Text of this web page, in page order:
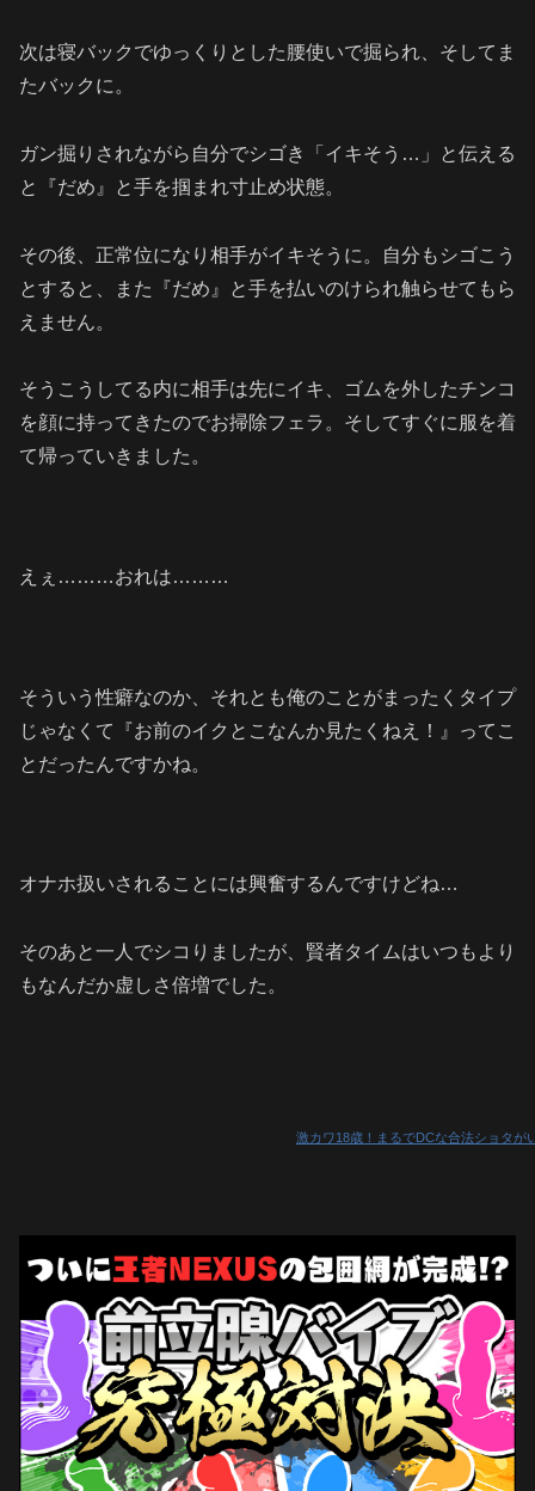
次は寝バックでゆっくりとした腰使いで掘られ、そしてま
たバックに。
ガン掘りされながら自分でシゴき「イキそう…」と伝える
と『だめ』と手を掴まれ寸止め状態。
その後、正常位になり相手がイキそうに。自分もシゴこう
とすると、また『だめ』と手を払いのけられ触らせてもら
えません。
そうこうしてる内に相手は先にイキ、ゴムを外したチンコ
を顔に持ってきたのでお掃除フェラ。そしてすぐに服を着
て帰っていきました。
えぇ………おれは………
そういう性癖なのか、それとも俺のことがまったくタイプ
じゃなくて『お前のイクとこなんか見たくねえ！』ってこ
とだったんですかね。
オナホ扱いされることには興奮するんですけどね…
そのあと一人でシコりましたが、賢者タイムはいつもより
もなんだか虚しさ倍増でした。
激カワ18歳！まるでDCな合法ショタが